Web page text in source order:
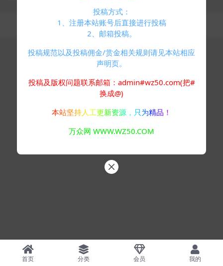
Copyright © 2024万众网- All rights reserved
浙ICP备05025058号-4
首页 分类 会员 我的
投稿方式：
1、注册本站账号后直接进行投稿
2、邮箱投稿。
投稿规范以及投稿佣金/赏金相关规则请见本站相应
声明页。
投稿及版权问题联系邮箱：admin#wz50.com(把#
换成@)
本站坚持人工更新资源，只为精品！
万众网 WWW.WZ50.COM